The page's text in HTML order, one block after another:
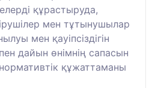
құрастыруда,
мен тұтынушылар
мен қауіпсіздігін
дайын өнімнің сапасын
құжаттаманы